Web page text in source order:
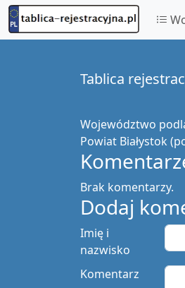
Tablica
Województwo
Powiat Białystok
Brak komentarzy.
Dodaj
Imię i
nazwisko
Komentarz